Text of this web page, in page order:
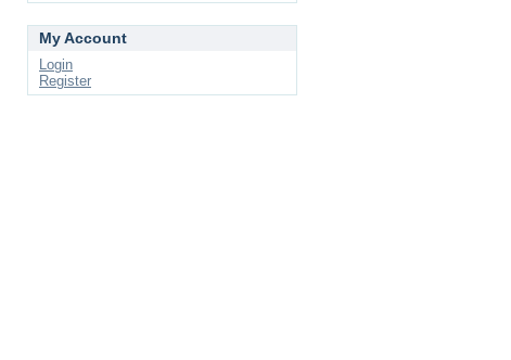
My Account
Login
Register